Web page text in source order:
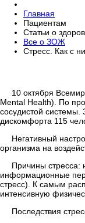
Главная
Пациентам
Статьи о
Все о ЗОЖ
Стресс. Как с
10 октября
Mental Health). По
сосудистой системы.
дискомфорта 115
Негативный
организма на
Причины стресса:
информационные
стресс). К самым
интенсивную
Последствия